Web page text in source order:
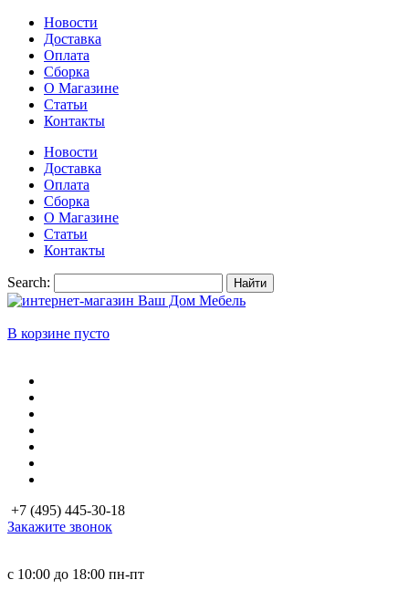
Новости
Доставка
Оплата
Сборка
О Магазине
Статьи
Контакты
Новости
Доставка
Оплата
Сборка
О Магазине
Статьи
Контакты
Search: Найти
В корзине пусто
+7 (495) 445-30-18
Закажите звонок
с 10:00 до 18:00 пн-пт